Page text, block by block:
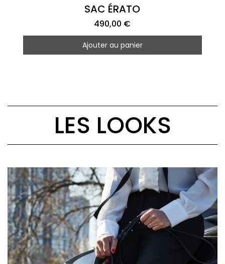
Aperçu rapide
SAC ÉRATO
490,00 €
Ajouter au panier
LES LOOKS